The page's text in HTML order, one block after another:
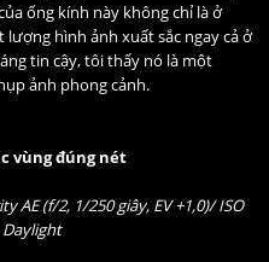
ống kính này không chỉ là ở
hình ảnh xuất sắc ngay cả ở
tin cậy, tôi thấy nó là một
ảnh phong cảnh.
vùng đúng nét
AE (f/2, 1/250 giây, EV +1,0)/ ISO
Daylight